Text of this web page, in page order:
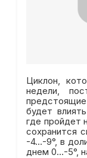
Циклон,
недели,
будет
где пройдет
сохранится
-4…-9°, в
днем 0…-5°,